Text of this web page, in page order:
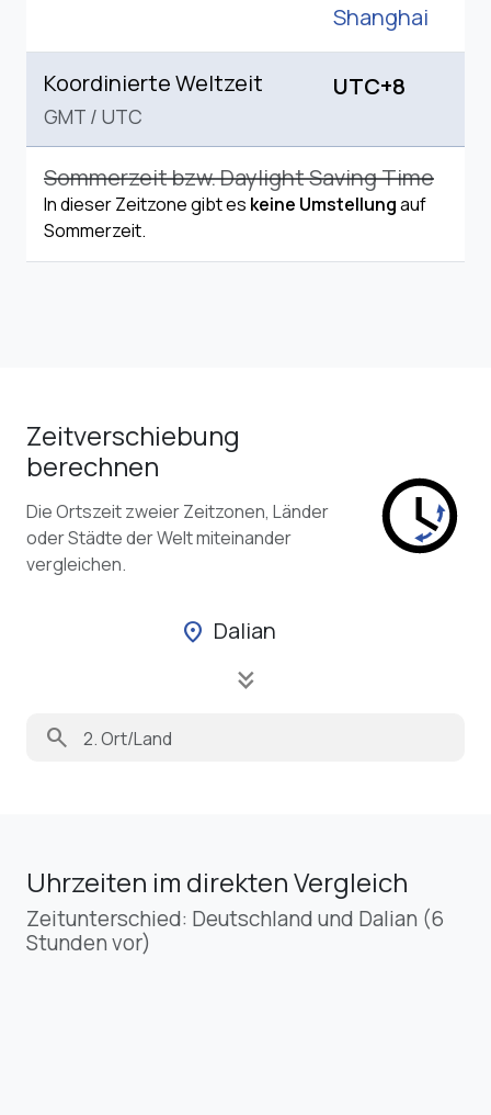
Shanghai
Koordinierte Weltzeit
GMT / UTC
UTC+8
Sommerzeit bzw. Daylight Saving Time
In dieser Zeitzone gibt es keine Umstellungauf
Sommerzeit.
Zeitverschiebung
berechnen
Die Ortszeit zweier Zeitzonen, Länder
oder Städte der Welt miteinander
vergleichen.
location_on Dalian
keyboard_double_arrow_down
search
Uhrzeiten im direkten Vergleich
Zeitunterschied: Deutschland und Dalian (6
Stunden vor)